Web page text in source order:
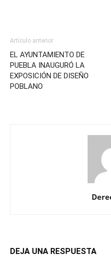
Artículo anterior
EL AYUNTAMIENTO DE
PUEBLA INAUGURÓ LA
EXPOSICIÓN DE DISEÑO
POBLANO
DEJA UNA RESPUESTA